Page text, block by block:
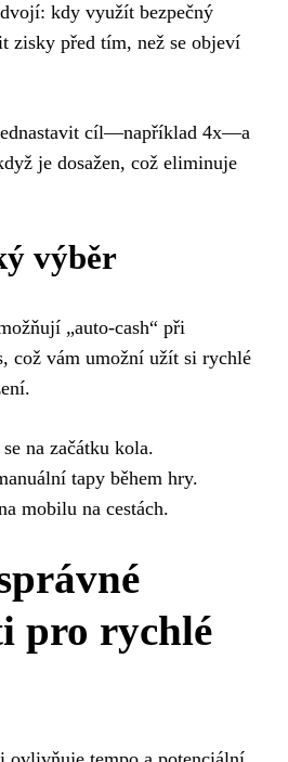
kdy využít bezpečný
zisky před tím, než se objeví
cíl—například 4x—a
je dosažen, což eliminuje
výběr
„auto‑cash“ při
což vám umožní užít si rychlé
na začátku kola.
tapy během hry.
mobilu na cestách.
pro rychlé